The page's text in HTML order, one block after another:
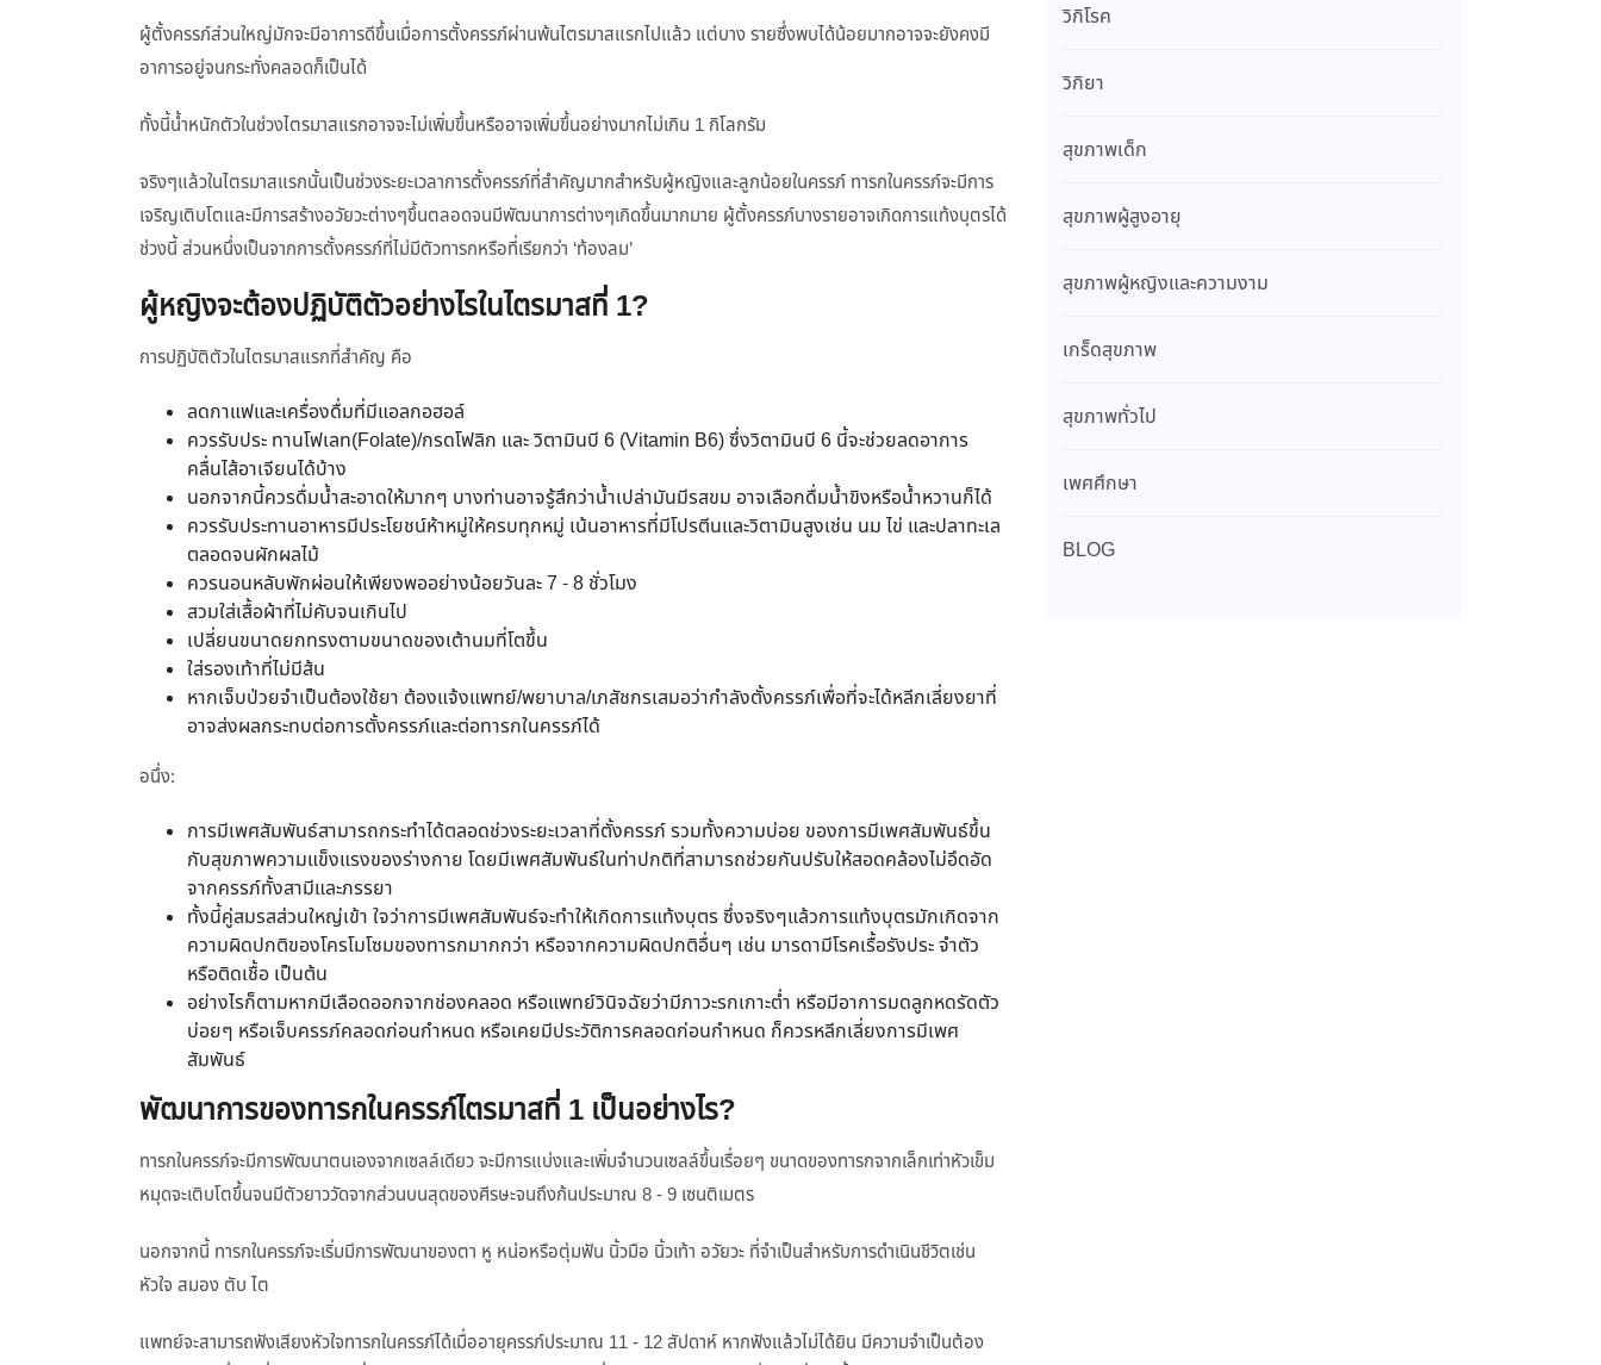
ผู้ตั้งครรภ์ส่วนใหญ่มักจะมีอาการดีขึ้นเมื่อการตั้งครรภ์ผ่านพ้นไตรมาสแรกไปแล้ว แต่บาง รายซึ่งพบได้น้อยมากอาจจะยังคงมี
อาการอยู่จนกระทั่งคลอดก็เป็นได้
ทั้งนี้น้ำหนักตัวในช่วงไตรมาสแรกอาจจะไม่เพิ่มขึ้นหรืออาจเพิ่มขึ้นอย่างมากไม่เกิน 1 กิโลกรัม
จริงๆแล้วในไตรมาสแรกนั้นเป็นช่วงระยะเวลาการตั้งครรภ์ที่สำคัญมากสำหรับผู้หญิงและลูกน้อยในครรภ์ ทารกในครรภ์จะมีการ
เจริญเติบโตและมีการสร้างอวัยวะต่างๆขึ้นตลอดจนมีพัฒนาการต่างๆเกิดขึ้นมากมาย ผู้ตั้งครรภ์บางรายอาจเกิดการแท้งบุตรได้
ช่วงนี้ ส่วนหนึ่งเป็นจากการตั้งครรภ์ที่ไม่มีตัวทารกหรือที่เรียกว่า ‘ท้องลม’
ผู้หญิงจะต้องปฏิบัติตัวอย่างไรในไตรมาสที่ 1?
การปฏิบัติตัวในไตรมาสแรกที่สำคัญ คือ
ลดกาแฟและเครื่องดื่มที่มีแอลกอฮอล์
ควรรับประ ทานโฟเลท(Folate)/กรดโฟลิก และ วิตามินบี 6 (Vitamin B6) ซึ่งวิตามินบี 6 นี้จะช่วยลดอาการ
คลื่นไส้อาเจียนได้บ้าง
นอกจากนี้ควรดื่มน้ำสะอาดให้มากๆ บางท่านอาจรู้สึกว่าน้ำเปล่ามันมีรสขม อาจเลือกดื่มน้ำขิงหรือน้ำหวานก็ได้
ควรรับประทานอาหารมีประโยชน์ห้าหมู่ให้ครบทุกหมู่ เน้นอาหารที่มีโปรตีนและวิตามินสูงเช่น นม ไข่ และปลาทะเล
ตลอดจนผักผลไม้
ควรนอนหลับพักผ่อนให้เพียงพออย่างน้อยวันละ 7 - 8 ชั่วโมง
สวมใส่เสื้อผ้าที่ไม่คับจนเกินไป
เปลี่ยนขนาดยกทรงตามขนาดของเต้านมที่โตขึ้น
ใส่รองเท้าที่ไม่มีส้น
หากเจ็บป่วยจำเป็นต้องใช้ยา ต้องแจ้งแพทย์/พยาบาล/เภสัชกรเสมอว่ากำลังตั้งครรภ์เพื่อที่จะได้หลีกเลี่ยงยาที่
อาจส่งผลกระทบต่อการตั้งครรภ์และต่อทารกในครรภ์ได้
อนึ่ง:
การมีเพศสัมพันธ์สามารถกระทำได้ตลอดช่วงระยะเวลาที่ตั้งครรภ์ รวมทั้งความบ่อย ของการมีเพศสัมพันธ์ขึ้น
กับสุขภาพความแข็งแรงของร่างกาย โดยมีเพศสัมพันธ์ในท่าปกติที่สามารถช่วยกันปรับให้สอดคล้องไม่อึดอัด
จากครรภ์ทั้งสามีและภรรยา
ทั้งนี้คู่สมรสส่วนใหญ่เข้า ใจว่าการมีเพศสัมพันธ์จะทำให้เกิดการแท้งบุตร ซึ่งจริงๆแล้วการแท้งบุตรมักเกิดจาก
ความผิดปกติของโครโมโซมของทารกมากกว่า หรือจากความผิดปกติอื่นๆ เช่น มารดามีโรคเรื้อรังประ จำตัว
หรือติดเชื้อ เป็นต้น
อย่างไรก็ตามหากมีเลือดออกจากช่องคลอด หรือแพทย์วินิจฉัยว่ามีภาวะรกเกาะต่ำ หรือมีอาการมดลูกหดรัดตัว
บ่อยๆ หรือเจ็บครรภ์คลอดก่อนกำหนด หรือเคยมีประวัติการคลอดก่อนกำหนด ก็ควรหลีกเลี่ยงการมีเพศ
สัมพันธ์
พัฒนาการของทารกในครรภ์ไตรมาสที่ 1 เป็นอย่างไร?
ทารกในครรภ์จะมีการพัฒนาตนเองจากเซลล์เดียว จะมีการแบ่งและเพิ่มจำนวนเซลล์ขึ้นเรื่อยๆ ขนาดของทารกจากเล็กเท่าหัวเข็ม
หมุดจะเติบโตขึ้นจนมีตัวยาววัดจากส่วนบนสุดของศีรษะจนถึงก้นประมาณ 8 - 9 เซนติเมตร
นอกจากนี้ ทารกในครรภ์จะเริ่มมีการพัฒนาของตา หู หน่อหรือตุ่มฟัน นิ้วมือ นิ้วเท้า อวัยวะ ที่จำเป็นสำหรับการดำเนินชีวิตเช่น
หัวใจ สมอง ตับ ไต
แพทย์จะสามารถฟังเสียงหัวใจทารกในครรภ์ได้เมื่ออายุครรภ์ประมาณ 11 - 12 สัปดาห์ หากฟังแล้วไม่ได้ยิน มีความจำเป็นต้อง
วิกิโรค
วิกิยา
สุขภาพเด็ก
สุขภาพผู้สูงอายุ
สุขภาพผู้หญิงและความงาม
เกร็ดสุขภาพ
สุขภาพทั่วไป
เพศศึกษา
BLOG